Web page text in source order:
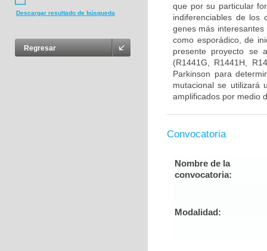
Descargar resultado de búsqueda
Regresar
que por su particular
indiferenciables de los
genes más
como esporádico, de
presente proyecto se
(R1441G, R1441H,
Parkinson para
mutacional se utilizará
amplificados por medio
Convocatoria
Nombre de la
convocatoria:
Modalidad: